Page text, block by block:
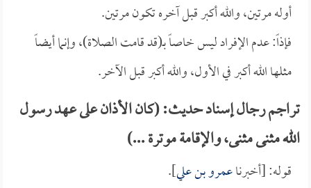
أوله مرتين، والله أكبر قبل آخره تكون مرتين.
فإذاً: عدم الإفراد ليس خاصاً بـ(قد قامت الصلاة)، وإنما أيضاً
مثلها الله أكبر في الأول، والله أكبر قبل الآخر.
تراجم رجال إسناد حديث: (كان الأذان على عهد رسول
الله مثنى مثنى، والإقامة موترة ...)
قوله: [أخبرناعمرو بن علي].